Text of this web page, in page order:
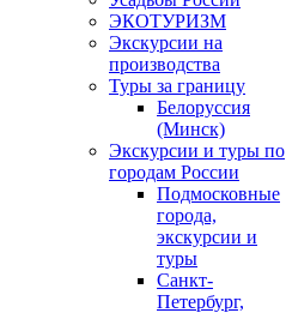
ЭКОТУРИЗМ
Экскурсии на
производства
Туры за границу
Белоруссия
(Минск)
Экскурсии и туры по
городам России
Подмосковные
города,
экскурсии и
туры
Санкт-
Петербург,